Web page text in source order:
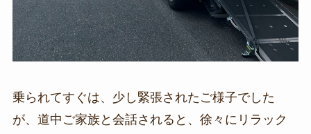
乗られてすぐは、少し緊張されたご様子でした
が、道中ご家族と会話されると、徐々にリラック